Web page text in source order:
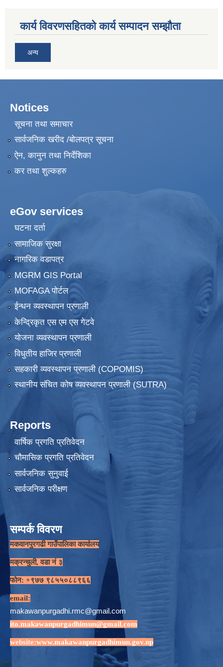
कार्य विवरणसहितको कार्य सम्पादन सम्झौता
अन्य
Notices
सूचना तथा समाचार
सार्वजनिक खरीद /बोलपत्र सूचना
ऐन, कानुन तथा निर्देशिका
कर तथा शुल्कहरु
eGov services
घटना दर्ता
सामाजिक सुरक्षा
नागरिक वडापत्र
MGRM GIS Portal
MOFAGA पोर्टल
ईन्धन व्यवस्थापन प्रणाली
केन्द्रिकृत एस एम एस गेटवे
योजना व्यवस्थापन प्रणाली
विधुतीय हाजिर प्रणाली
सहकारी व्यवस्थापन प्रणाली (COPOMIS)
स्थानीय संचित कोष व्यवस्थापन प्रणाली (SUTRA)
Reports
वार्षिक प्रगति प्रतिवेदन
चौमासिक प्रगति प्रतिवेदन
सार्वजनिक सुनुवाई
सार्वजनिक परीक्षण
सम्पर्क विवरण
मकवानपुरगढी गाउँपालिका कार्यालय
मक्रन्चुली, वडा नं ३
फोन: +९७७ ९८५५०८८९६६
email:
makawanpurgadhi.rmc@gmail.com
ito.makawanpurgadhimun@gmail.com
website:www.makawanpurgadhimun.gov.np